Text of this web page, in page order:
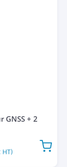
GNSS + 2
HT)